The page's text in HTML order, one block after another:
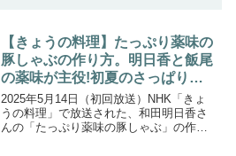
【きょうの料理】たっぷり薬味の
豚しゃぶの作り方。明日香と飯尾
の薬味が主役!初夏のさっぱりレ
シピ
2025年5月14日（初回放送）NHK「きょ
うの料理」で放送された、和田明日香さ
んの「たっぷり薬味の豚しゃぶ」の作り